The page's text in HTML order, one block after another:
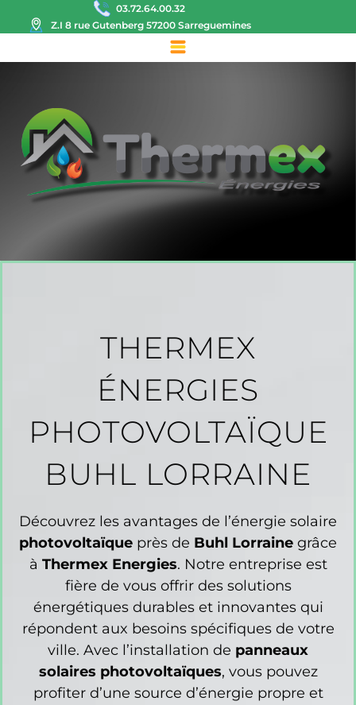
03.72.64.00.32
Z.I 8 rue Gutenberg 57200 Sarreguemines
THERMEX
ÉNERGIES
PHOTOVOLTAÏQUE
BUHL LORRAINE
Découvrez les avantages de l’énergie solaire
photovoltaïque près de Buhl Lorraine grâce
à Thermex Energies. Notre entreprise est
fière de vous offrir des solutions
énergétiques durables et innovantes qui
répondent aux besoins spécifiques de votre
ville. Avec l’installation de panneaux
solaires photovoltaïques, vous pouvez
profiter d’une source d’énergie propre et